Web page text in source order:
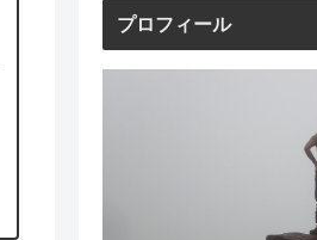
プロフィール